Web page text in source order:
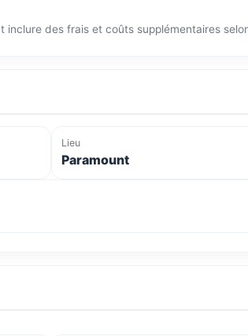
des frais et coûts supplémentaires
Lieu
Paramount